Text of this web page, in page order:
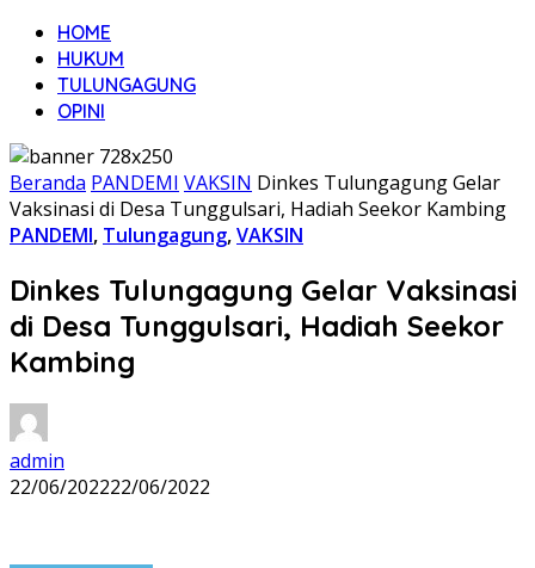
HOME
HUKUM
TULUNGAGUNG
OPINI
Beranda PANDEMI VAKSIN Dinkes Tulungagung Gelar
Vaksinasi di Desa Tunggulsari, Hadiah Seekor Kambing
PANDEMI, Tulungagung,VAKSIN
Dinkes Tulungagung Gelar Vaksinasi
di Desa Tunggulsari, Hadiah Seekor
Kambing
admin
22/06/202222/06/2022